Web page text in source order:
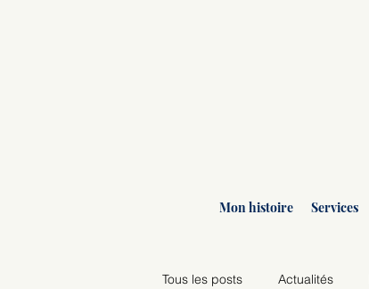
Mon histoire Services
Tous les posts Actualités